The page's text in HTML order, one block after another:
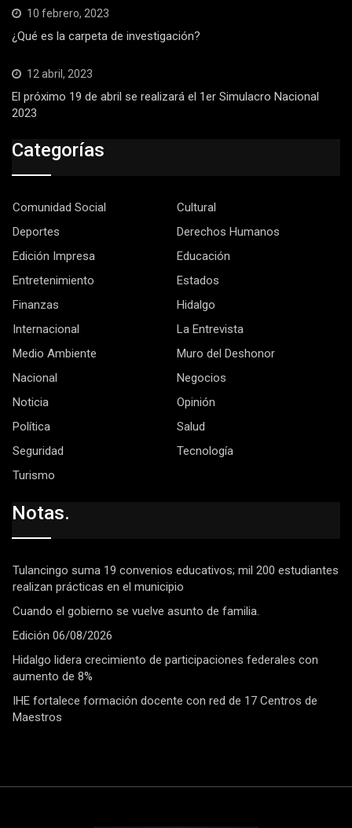
10 febrero, 2023
¿Qué es la carpeta de investigación?
12 abril, 2023
El próximo 19 de abril se realizará el 1er Simulacro Nacional
2023
Categorías
Comunidad Social
Cultural
Deportes
Derechos Humanos
Edición Impresa
Educación
Entretenimiento
Estados
Finanzas
Hidalgo
Internacional
La Entrevista
Medio Ambiente
Muro del Deshonor
Nacional
Negocios
Noticia
Opinión
Política
Salud
Seguridad
Tecnología
Turismo
Notas.
Tulancingo suma 19 convenios educativos; mil 200 estudiantes
realizan prácticas en el municipio
Cuando el gobierno se vuelve asunto de familia.
Edición 06/08/2026
Hidalgo lidera crecimiento de participaciones federales con
aumento de 8%
IHE fortalece formación docente con red de 17 Centros de
Maestros